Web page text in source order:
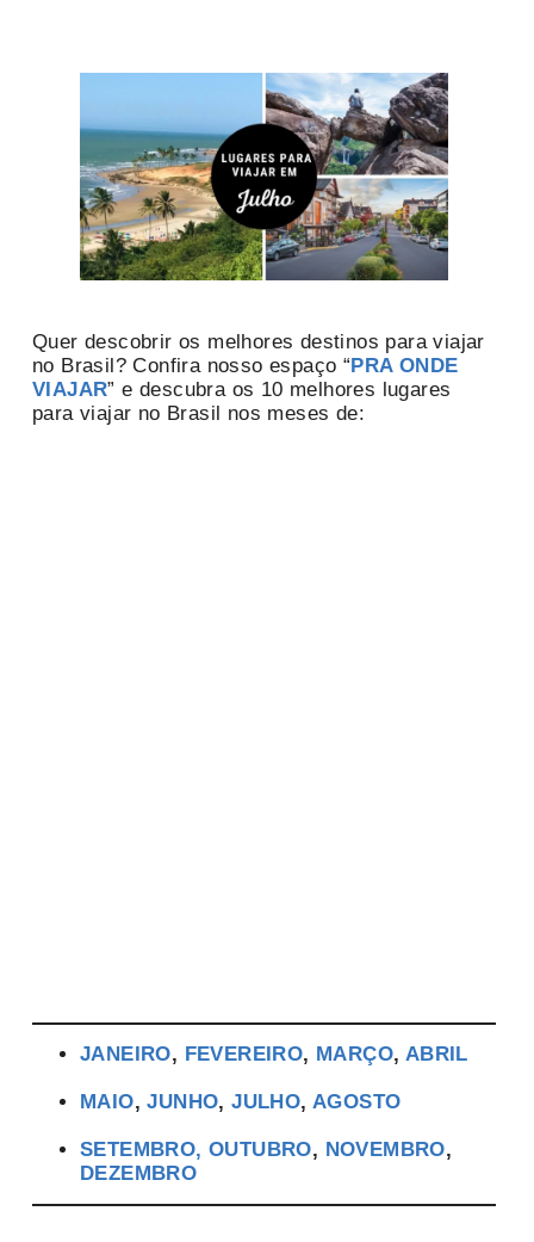
Quer descobrir os melhores destinos para viajar
no Brasil? Confira nosso espaço “PRA ONDE
VIAJAR” e descubra os 10 melhores lugares
para viajar no Brasil nos meses de:
JANEIRO, FEVEREIRO, MARÇO, ABRIL
MAIO,JUNHO,JULHO, AGOSTO
SETEMBRO, OUTUBRO, NOVEMBRO,
DEZEMBRO